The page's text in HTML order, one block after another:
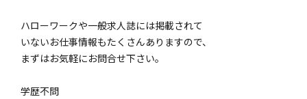
ハローワークや一般求人誌には掲載されて
いないお仕事情報もたくさんありますので、
まずはお気軽にお問合せ下さい。
学歴不問